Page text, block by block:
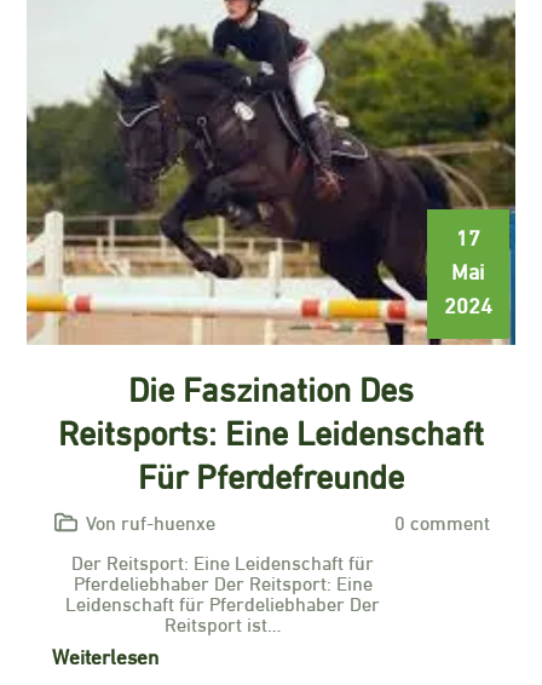
17
Mai
2024
Die Faszination Des
Reitsports: Eine Leidenschaft
Für Pferdefreunde
Von ruf-huenxe
0 comment
Der Reitsport: Eine Leidenschaft für
Pferdeliebhaber Der Reitsport: Eine
Leidenschaft für Pferdeliebhaber Der
Reitsport ist…
Weiterlesen